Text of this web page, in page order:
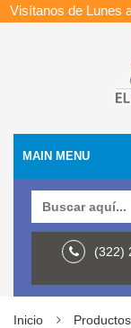
Visítanos de Lunes
MAIN MENU
(322)
Inicio Productos